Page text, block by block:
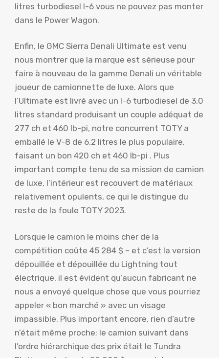
litres turbodiesel I-6 vous ne pouvez pas monter
dans le Power Wagon.
Enfin, le GMC Sierra Denali Ultimate est venu
nous montrer que la marque est sérieuse pour
faire à nouveau de la gamme Denali un véritable
joueur de camionnette de luxe. Alors que
l’Ultimate est livré avec un I-6 turbodiesel de 3,0
litres standard produisant un couple adéquat de
277 ch et 460 lb-pi, notre concurrent TOTY a
emballé le V-8 de 6,2 litres le plus populaire,
faisant un bon 420 ch et 460 lb-pi . Plus
important compte tenu de sa mission de camion
de luxe, l’intérieur est recouvert de matériaux
relativement opulents, ce qui le distingue du
reste de la foule TOTY 2023.
Lorsque le camion le moins cher de la
compétition coûte 45 284 $ – et c’est la version
dépouillée et dépouillée du Lightning tout
électrique, il est évident qu’aucun fabricant ne
nous a envoyé quelque chose que vous pourriez
appeler « bon marché » avec un visage
impassible. Plus important encore, rien d’autre
n’était même proche; le camion suivant dans
l’ordre hiérarchique des prix était le Tundra